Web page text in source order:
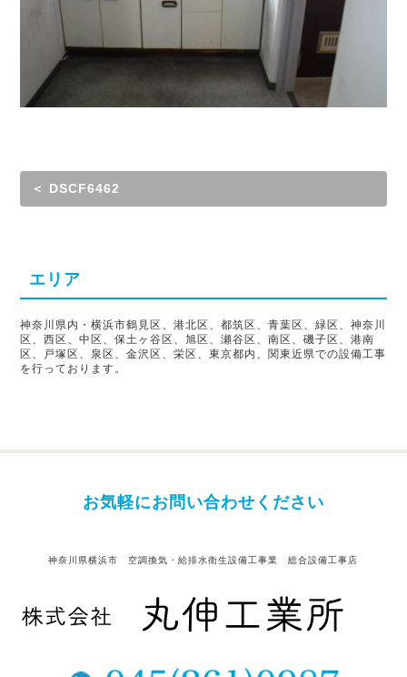
＜ DSCF6462
エリア
神奈川県内・横浜市鶴見区、港北区、都筑区、青葉区、緑区、神奈川
区、西区、中区、保土ヶ谷区、旭区、瀬谷区、南区、磯子区、港南
区、戸塚区、泉区、金沢区、栄区、東京都内、関東近県での設備工事
を行っております。
お気軽にお問い合わせください
神奈川県横浜市 空調換気・給排水衛生設備工事業 総合設備工事店